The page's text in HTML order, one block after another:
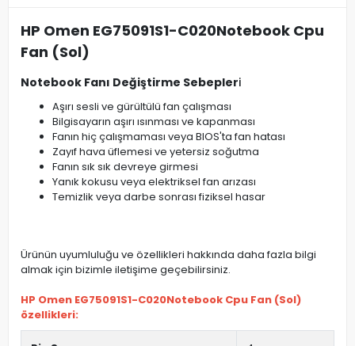
HP Omen EG75091S1-C020Notebook Cpu
Fan (Sol)
Notebook Fanı Değiştirme Sebepleri
Aşırı sesli ve gürültülü fan çalışması
Bilgisayarın aşırı ısınması ve kapanması
Fanın hiç çalışmaması veya BIOS'ta fan hatası
Zayıf hava üflemesi ve yetersiz soğutma
Fanın sık sık devreye girmesi
Yanık kokusu veya elektriksel fan arızası
Temizlik veya darbe sonrası fiziksel hasar
Ürünün uyumluluğu ve özellikleri hakkında daha fazla bilgi
almak için bizimle iletişime geçebilirsiniz.
HP Omen EG75091S1-C020Notebook Cpu Fan (Sol)
özellikleri: